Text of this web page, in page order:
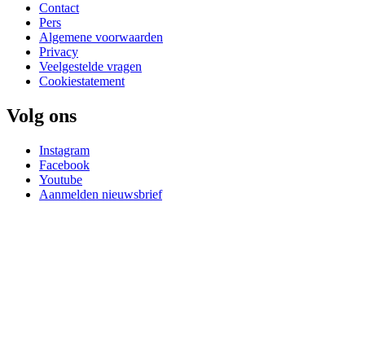
Contact
Pers
Algemene voorwaarden
Privacy
Veelgestelde vragen
Cookiestatement
Volg ons
Instagram
Facebook
Youtube
Aanmelden nieuwsbrief